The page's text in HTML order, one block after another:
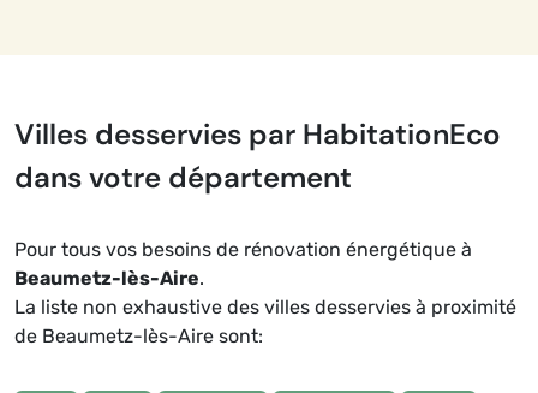
Villes desservies par HabitationEco
dans votre département
Pour tous vos besoins de rénovation énergétique à
Beaumetz-lès-Aire.
La liste non exhaustive des villes desservies à proximité
de Beaumetz-lès-Aire sont: